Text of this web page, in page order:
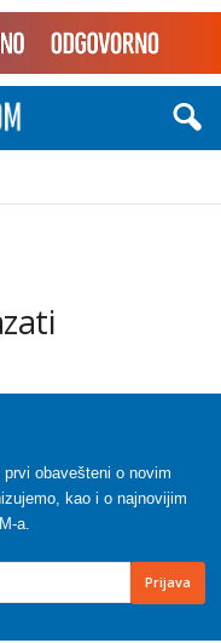
obavešteni o novim
kao i o najnovijim
a.